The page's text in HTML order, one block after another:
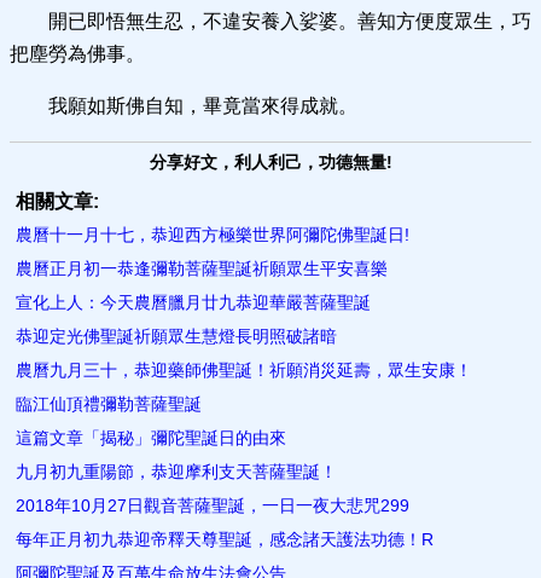
開已即悟無生忍，不違安養入娑婆。善知方便度眾生，巧
把塵勞為佛事。
我願如斯佛自知，畢竟當來得成就。
分享好文，利人利己，功德無量!
相關文章:
農曆十一月十七，恭迎西方極樂世界阿彌陀佛聖誕日!
農曆正月初一恭逢彌勒菩薩聖誕祈願眾生平安喜樂
宣化上人：今天農曆臘月廿九恭迎華嚴菩薩聖誕
恭迎定光佛聖誕祈願眾生慧燈長明照破諸暗
農曆九月三十，恭迎藥師佛聖誕！祈願消災延壽，眾生安康！
臨江仙頂禮彌勒菩薩聖誕
這篇文章「揭秘」彌陀聖誕日的由來
九月初九重陽節，恭迎摩利支天菩薩聖誕！
2018年10月27日觀音菩薩聖誕，一日一夜大悲咒299
每年正月初九恭迎帝釋天尊聖誕，感念諸天護法功德！R
阿彌陀聖誕及百萬生命放生法會公告